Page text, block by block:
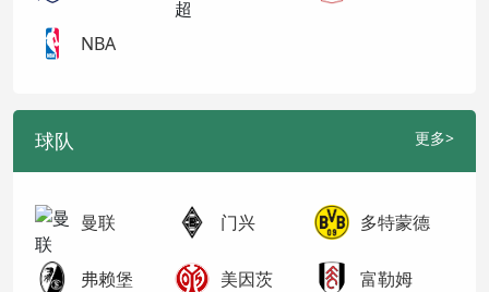
NBA
球队 更多>
曼联 门兴 多特蒙德
弗赖堡 美因茨 富勒姆